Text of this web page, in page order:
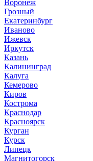
Воронеж
Грозный
Екатеринбург
Иваново
Ижевск
Иркутск
Казань
Калининград
Калуга
Кемерово
Киров
Кострома
Краснодар
Красноярск
Курган
Курск
Липецк
Магнитогорск